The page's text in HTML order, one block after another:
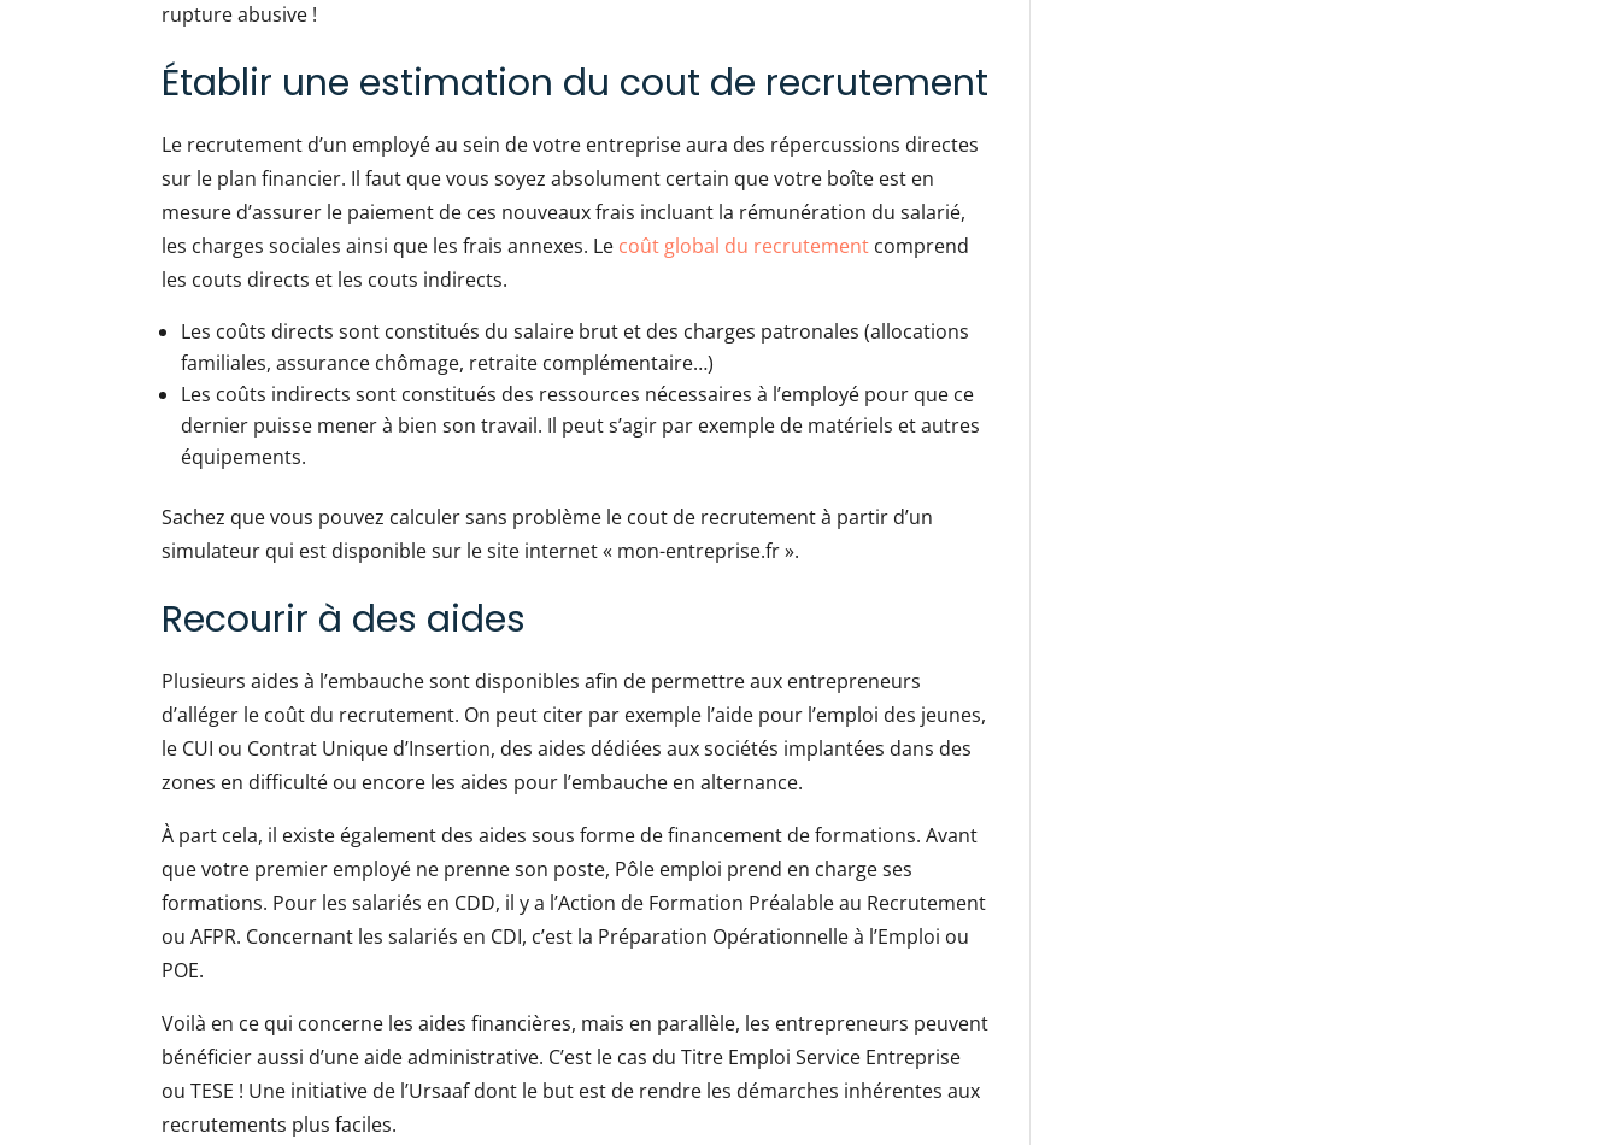
rupture abusive !
Établir une estimation du cout de recrutement
Le recrutement d’un employé au sein de votre entreprise aura des répercussions directes
sur le plan financier. Il faut que vous soyez absolument certain que votre boîte est en
mesure d’assurer le paiement de ces nouveaux frais incluant la rémunération du salarié,
les charges sociales ainsi que les frais annexes. Le coût global du recrutement comprend
les couts directs et les couts indirects.
Les coûts directs sont constitués du salaire brut et des charges patronales (allocations
familiales, assurance chômage, retraite complémentaire…)
Les coûts indirects sont constitués des ressources nécessaires à l’employé pour que ce
dernier puisse mener à bien son travail. Il peut s’agir par exemple de matériels et autres
équipements.
Sachez que vous pouvez calculer sans problème le cout de recrutement à partir d’un
simulateur qui est disponible sur le site internet « mon-entreprise.fr ».
Recourir à des aides
Plusieurs aides à l’embauche sont disponibles afin de permettre aux entrepreneurs
d’alléger le coût du recrutement. On peut citer par exemple l’aide pour l’emploi des jeunes,
le CUI ou Contrat Unique d’Insertion, des aides dédiées aux sociétés implantées dans des
zones en difficulté ou encore les aides pour l’embauche en alternance.
À part cela, il existe également des aides sous forme de financement de formations. Avant
que votre premier employé ne prenne son poste, Pôle emploi prend en charge ses
formations. Pour les salariés en CDD, il y a l’Action de Formation Préalable au Recrutement
ou AFPR. Concernant les salariés en CDI, c’est la Préparation Opérationnelle à l’Emploi ou
POE.
Voilà en ce qui concerne les aides financières, mais en parallèle, les entrepreneurs peuvent
bénéficier aussi d’une aide administrative. C’est le cas du Titre Emploi Service Entreprise
ou TESE ! Une initiative de l’Ursaaf dont le but est de rendre les démarches inhérentes aux
recrutements plus faciles.